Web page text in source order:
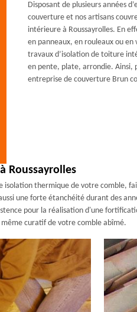
Disposant de plusieurs années
couverture et nos artisans
intérieure à Roussayrolles. En
en panneaux, en rouleaux ou en
travaux d’isolation de toiture
en pente, plate, arrondie. Ainsi,
entreprise de couverture Brun
Roussayrolles
thermique de votre comble,
une forte étanchéité durant des
pour la réalisation d'une
curatif de votre comble abîmé.